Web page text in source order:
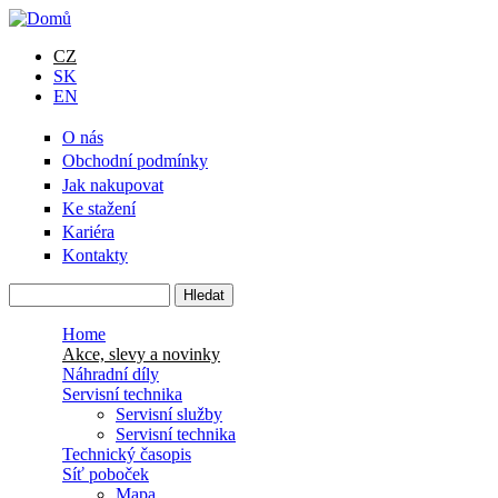
Přejít k hlavnímu obsahu
CZ
SK
EN
O nás
Obchodní podmínky
Jak nakupovat
Ke stažení
Kariéra
Kontakty
Home
Akce, slevy a novinky
Náhradní díly
Servisní technika
Servisní služby
Servisní technika
Technický časopis
Síť poboček